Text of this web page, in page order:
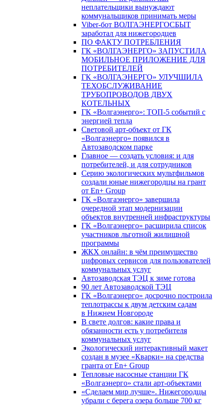
неплательщики вынуждают
коммунальщиков принимать меры
Viber-бот ВОЛГАЭНЕРГОСБЫТ
заработал для нижегородцев
ПО ФАКТУ ПОТРЕБЛЕНИЯ
ГК «ВОЛГАЭНЕРГО» ЗАПУСТИЛА
МОБИЛЬНОЕ ПРИЛОЖЕНИЕ ДЛЯ
ПОТРЕБИТЕЛЕЙ
ГК «ВОЛГАЭНЕРГО» УЛУЧШИЛА
ТЕХОБСЛУЖИВАНИЕ
ТРУБОПРОВОДОВ ДВУХ
КОТЕЛЬНЫХ
ГК «Волгаэнерго»: ТОП-5 событий с
энергией тепла
Световой арт-объект от ГК
«Волгаэнерго» появился в
Автозаводском парке
Главное — создать условия: и для
потребителей, и для сотрудников
Серию экологических мультфильмов
создали юные нижегородцы на грант
от En+ Group
ГК «Волгаэнерго» завершила
очередной этап модернизации
объектов внутренней инфраструктуры
ГК «Волгаэнерго» расширила список
участников льготной жилищной
программы
ЖКХ онлайн: в чём преимущество
цифровых сервисов для пользователей
коммунальных услуг
Автозаводская ТЭЦ к зиме готова
90 лет Автозаводской ТЭЦ
ГК «Волгаэнерго» досрочно построила
теплотрассы к двум детским садам
в Нижнем Новгороде
В свете долгов: какие права и
обязанности есть у потребителя
коммунальных услуг
Экологический интерактивный макет
создан в музее «Кварки» на средства
гранта от En+ Group
Тепловые насосные станции ГК
«Волгаэнерго» стали арт-объектами
«Сделаем мир лучше». Нижегородцы
убрали с берега озера больше 700 кг